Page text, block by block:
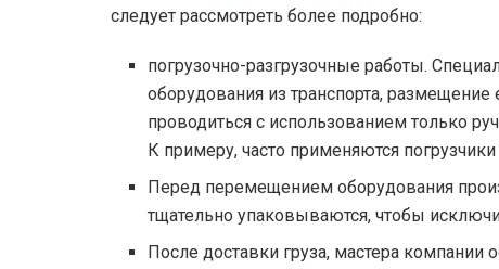
следует рассмотреть более подробно:
погрузочно-разгрузочные работы.
оборудования из транспорта,
проводиться с использованием только
К примеру, часто применяются
Перед перемещением оборудования
тщательно упаковываются, чтобы
После доставки груза, мастера